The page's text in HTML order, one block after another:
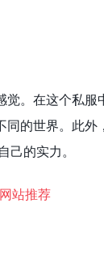
觉。在这个私服
的世界。此外
的实力。